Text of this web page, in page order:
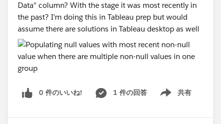
Data" column? With the stage it was most recently in
the past? I'm doing this in Tableau prep but would
assume there are solutions in Tableau desktop as well
0 件のいいね! 1 件の回答 共有
Show menu